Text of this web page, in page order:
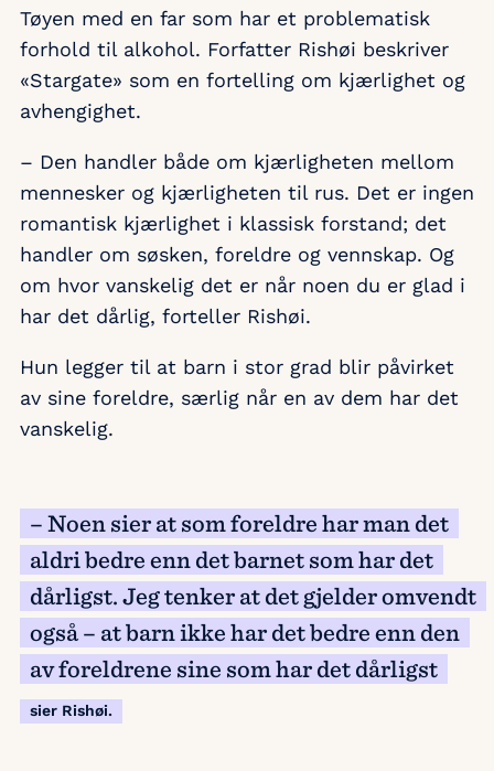
Tøyen med en far som har et problematisk
forhold til alkohol. Forfatter Rishøi beskriver
«Stargate» som en fortelling om kjærlighet og
avhengighet.
– Den handler både om kjærligheten mellom
mennesker og kjærligheten til rus. Det er ingen
romantisk kjærlighet i klassisk forstand; det
handler om søsken, foreldre og vennskap. Og
om hvor vanskelig det er når noen du er glad i
har det dårlig, forteller Rishøi.
Hun legger til at barn i stor grad blir påvirket
av sine foreldre, særlig når en av dem har det
vanskelig.
– Noen sier at som foreldre har man det
aldri bedre enn det barnet som har det
dårligst. Jeg tenker at det gjelder omvendt
også – at barn ikke har det bedre enn den
av foreldrene sine som har det dårligst
sier Rishøi.